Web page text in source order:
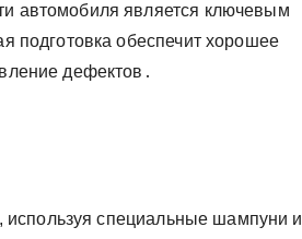
автомобиля является ключевым
подготовка обеспечит хорошее
дефектов․
специальные шампуни и